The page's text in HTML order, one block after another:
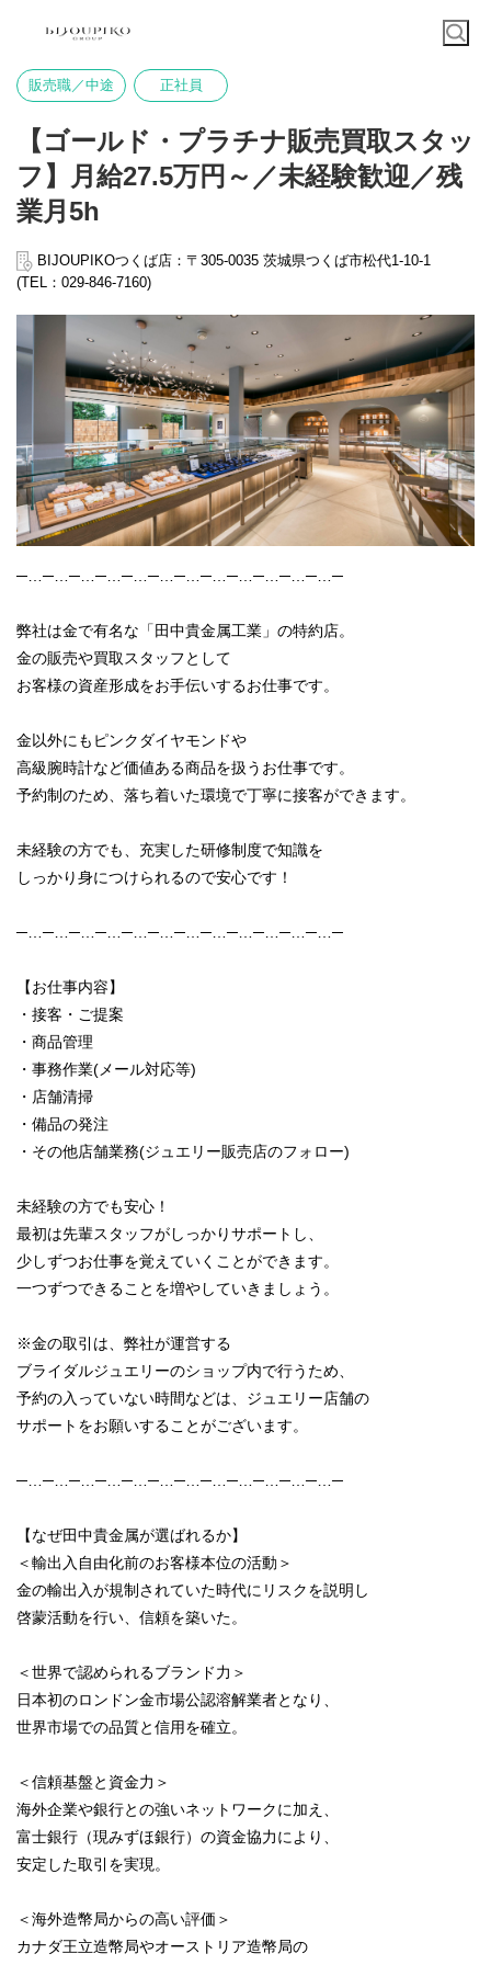
販売職／中途 正社員
【ゴールド・プラチナ販売買取スタッ
フ】月給27.5万円～／未経験歓迎／残
業月5h
BIJOUPIKOつくば店：〒305-0035 茨城県つくば市松代1-10-1
(TEL：029-846-7160)
─…─…─…─…─…─…─…─…─…─…─…─…─
弊社は金で有名な「田中貴金属工業」の特約店。
金の販売や買取スタッフとして
お客様の資産形成をお手伝いするお仕事です。
金以外にもピンクダイヤモンドや
高級腕時計など価値ある商品を扱うお仕事です。
予約制のため、落ち着いた環境で丁寧に接客ができます。
未経験の方でも、充実した研修制度で知識を
しっかり身につけられるので安心です！
─…─…─…─…─…─…─…─…─…─…─…─…─
【お仕事内容】
・接客・ご提案
・商品管理
・事務作業(メール対応等)
・店舗清掃
・備品の発注
・その他店舗業務(ジュエリー販売店のフォロー)
未経験の方でも安心！
最初は先輩スタッフがしっかりサポートし、
少しずつお仕事を覚えていくことができます。
一つずつできることを増やしていきましょう。
※金の取引は、弊社が運営する
ブライダルジュエリーのショップ内で行うため、
予約の入っていない時間などは、ジュエリー店舗の
サポートをお願いすることがございます。
─…─…─…─…─…─…─…─…─…─…─…─…─
【なぜ田中貴金属が選ばれるか】
＜輸出入自由化前のお客様本位の活動＞
金の輸出入が規制されていた時代にリスクを説明し
啓蒙活動を行い、信頼を築いた。
＜世界で認められるブランド力＞
日本初のロンドン金市場公認溶解業者となり、
世界市場での品質と信用を確立。
＜信頼基盤と資金力＞
海外企業や銀行との強いネットワークに加え、
富士銀行（現みずほ銀行）の資金協力により、
安定した取引を実現。
＜海外造幣局からの高い評価＞
カナダ王立造幣局やオーストリア造幣局の